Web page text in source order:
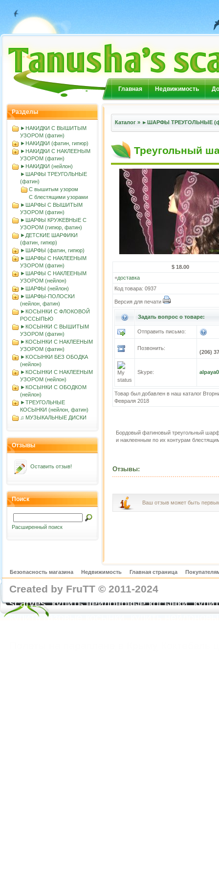
Главная Недвижимость
Разделы
►НАКИДКИ С ВЫШИТЫМ
УЗОРОМ (фатин)
►НАКИДКИ (фатин, гипюр)
►НАКИДКИ С НАКЛЕЕНЫМ
УЗОРОМ (фатин)
►НАКИДКИ (нейлон)
►ШАРФЫ ТРЕУГОЛЬНЫЕ
(фатин)
С вышитым узором
С блестящими узорами
►ШАРФЫ С ВЫШИТЫМ
УЗОРОМ (фатин)
►ШАРФЫ КРУЖЕВНЫЕ С
УЗОРОМ (гипюр, фатин)
►ДЕТСКИЕ ШАРФИКИ
(фатин, гипюр)
►ШАРФЫ (фатин, гипюр)
►ШАРФЫ С НАКЛЕЕНЫМ
УЗОРОМ (фатин)
►ШАРФЫ С НАКЛЕЕНЫМ
УЗОРОМ (нейлон)
►ШАРФЫ (нейлон)
►ШАРФЫ-ПОЛОСКИ
(нейлон, фатин)
►КОСЫНКИ С ФЛОКОВОЙ
РОССЫПЬЮ
►КОСЫНКИ С ВЫШИТЫМ
УЗОРОМ (фатин)
►КОСЫНКИ С НАКЛЕЕНЫМ
УЗОРОМ (фатин)
►KOСЫНКИ БЕЗ ОБОДКА
(нейлон)
►КОСЫНКИ С НАКЛЕЕНЫМ
УЗОРОМ (нейлон)
►КОСЫНКИ С ОБОДКОМ
(нейлон)
►ТРЕУГОЛЬНЫЕ
КОСЫНКИ (нейлон, фатин)
♫ МУЗЫКАЛЬНЫЕ ДИСКИ
Отзывы
Оставить отзыв!
Поиск
Расширенный поиск
Каталог » ►ШАРФЫ ТРЕУГОЛЬНЫЕ
Треугольный
$ 18.00
+доставка
Код товара: 0937
Версия для печати
Задать вопрос о товаре:
Отправить письмо:
Позвонить:
(206)
Skype:
Товар был добавлен в наш каталог
Февраля 2018
Бордовый фатиновый треугольный
и наклеенным по их контурам
Отзывы:
Ваш отзыв может быть
Безопасность магазина Недвижимость Главная страница
Created by FruTT © 2011-2024
scarves, купить нейлоновые косынки,
купить газовые косынки, купить